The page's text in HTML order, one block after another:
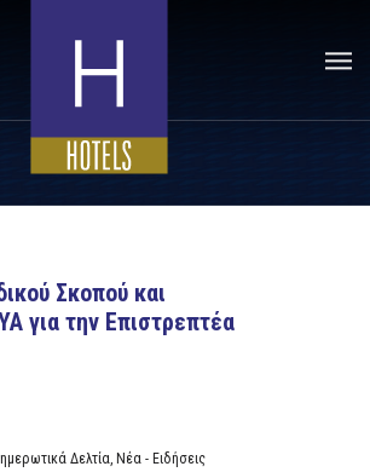
Σκοπού και
για την Επιστρεπτέα
Δελτία, Νέα - Ειδήσεις